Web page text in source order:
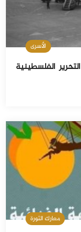
الأسرى
الفلسطينية
معارك الثورة